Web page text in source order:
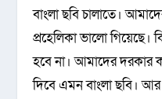
বাংলা ছবি চালাতে।
প্রহেলিকা ভালো গিয়েছে।
হবে না। আমাদের দরকার
দিবে এমন বাংলা ছবি।